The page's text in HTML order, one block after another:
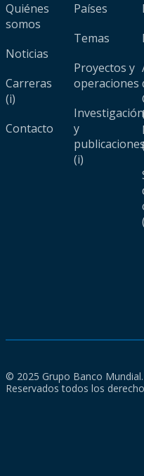
Quiénes
somos
Noticias
Carreras
(i)
Contacto
Países
Temas
Proyectos y
operaciones
Investigación
y
publicaciones
(i)
© 2025 Grupo Banco Mundial.
Reservados todos los